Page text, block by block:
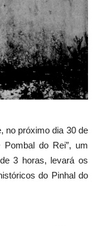
no próximo dia 30 de
do Rei”, um
3 horas, levará os
do Pinhal do